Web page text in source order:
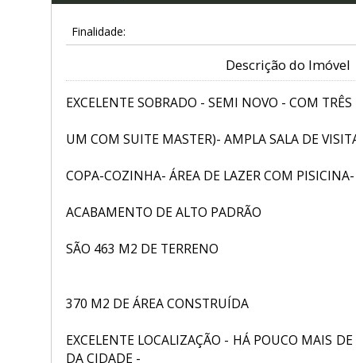
Finalidade:
Descrição do Imóvel
EXCELENTE SOBRADO - SEMI NOVO - COM
UM COM SUITE MASTER)- AMPLA SALA DE
COPA-COZINHA- ÁREA DE LAZER COM
ACABAMENTO DE ALTO PADRÃO
SÃO 463 M2 DE TERRENO
370 M2 DE ÁREA CONSTRUÍDA
EXCELENTE LOCALIZAÇÃO - HÁ POUCO MAIS
DA CIDADE -